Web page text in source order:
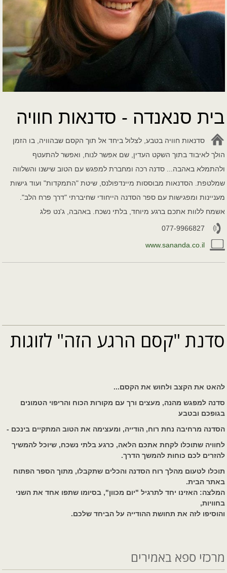
בית סנאנדה - סדנאות חוויה
סדנאות חוויה בטבע, לצלול ביחד אל תוך הקסם שבהוויה, בו הזמן
הולך לאיבוד בתוך השקט העדין, שם אפשר לנוח, ואפשר להתעטף
ולהתמלא באהבה... סדנה רכה ומחברת למפגש עם הטוב שישנו והשלווה
שמלטפת. הסדנאות מבוססות מיינדפולנס, שיטת "התמקדות" ועוד גישות
מעניינות ומפגישות עם ספר הסדנה הייחודי שחיברתי "דרך פרח הלב".
אשמח ללוות אתכם ברגע מיוחד, בלתי נשכח. באהבה, ג'נט פלג
077-9966827
www.sananda.co.il
סדנת "קסם הרגע הזה" לזוגות
להאט את הקצב ולחוש את הקסם...
סדנה למפגש מהנה, מעצים ורך עם מקורות הכוח והריפוי הטמונים
בגופכם ובטבע
הסדנה מרחיבה נחת רוח, הודייה, ומעצימה את הטוב המתקיים בינכם -
לחוויה שתוכלו לקחת אתכם הלאה, כרגע בלתי נשכח, שיוכל להמשיך
להזרים לכם כוחות להמשך הדרך.
תוכלו לטעום מהלך רוח הסדנה והכלים שתקבלו, מתוך הספר הפתוח
באתר הבית.
המלצה: האזינו יחד לתרגיל "יום מכוון", בסיומו שתפו אחד את השני
בחוויות,
והוסיפו לזה את תחושת ההודייה על הביחד שלכם.
מרכזי ספא באמירים